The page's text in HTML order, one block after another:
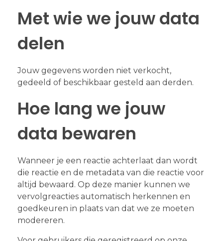
Met wie we jouw data
delen
Jouw gegevens worden niet verkocht,
gedeeld of beschikbaar gesteld aan derden.
Hoe lang we jouw
data bewaren
Wanneer je een reactie achterlaat dan wordt
die reactie en de metadata van die reactie voor
altijd bewaard. Op deze manier kunnen we
vervolgreacties automatisch herkennen en
goedkeuren in plaats van dat we ze moeten
modereren.